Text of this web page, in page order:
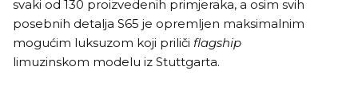
svaki od 130 proizvedenih primjeraka, a osim svih
posebnih detalja S65 je opremljen maksimalnim
mogućim luksuzom koji priliči flagship
limuzinskom modelu iz Stuttgarta.